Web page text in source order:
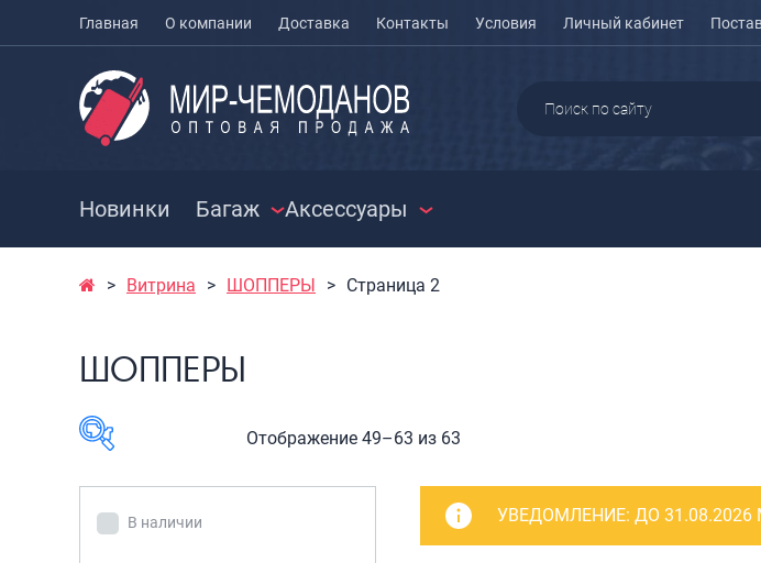
Главная О компании Доставка Контакты Условия Личный кабинет
Новинки Багаж
Чемоданы детские
животных
Рюкзаки детские для
Сумки деловые
Сумки пляжные
Сумки для ноутбуков
Сумки-тележки
Рюкзаки детские
Рюкзаки
Аксессуары
Витрина ШОППЕРЫ Страница 2
ШОППЕРЫ
Отображение 49–63 из 63
В наличии УВЕДОМЛЕНИЕ: ДО